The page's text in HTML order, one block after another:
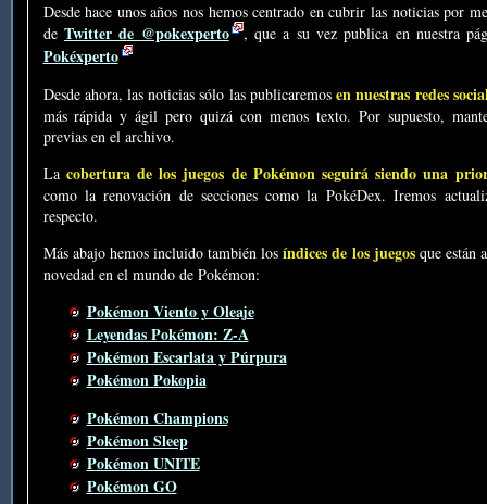
Desde hace unos años nos hemos centrado en cubrir las noticias por
de Twitter de @pokexperto , que a su vez publica en nuestra
Pokéxperto
Desde ahora, las noticias sólo las publicaremosen nuestras redes
más rápida y ágil pero quizá con menos texto. Por supuesto,
previas en el archivo.
La cobertura de los juegos de Pokémon seguirá siendo una
como la renovación de secciones como la PokéDex. Iremos
respecto.
Más abajo hemos incluido también losíndices de los juegosque están
novedad en el mundo de Pokémon:
Pokémon Viento y Oleaje
Leyendas Pokémon: Z-A
Pokémon Escarlata y Púrpura
Pokémon Pokopia
Pokémon Champions
Pokémon Sleep
Pokémon UNITE
Pokémon GO